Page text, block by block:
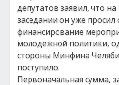
депутатов заявил, что
заседании он уже просил
финансирование
молодежной политики,
стороны Минфина
поступило.
Первоначальная сумма,